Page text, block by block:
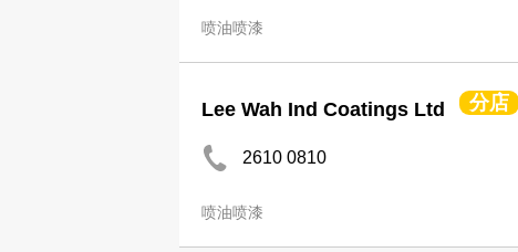
喷油喷漆
Lee Wah Ind Coatings Ltd 分店
2610 0810
喷油喷漆